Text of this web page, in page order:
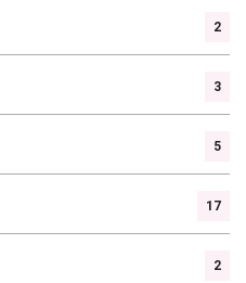
2
3
5
17
2